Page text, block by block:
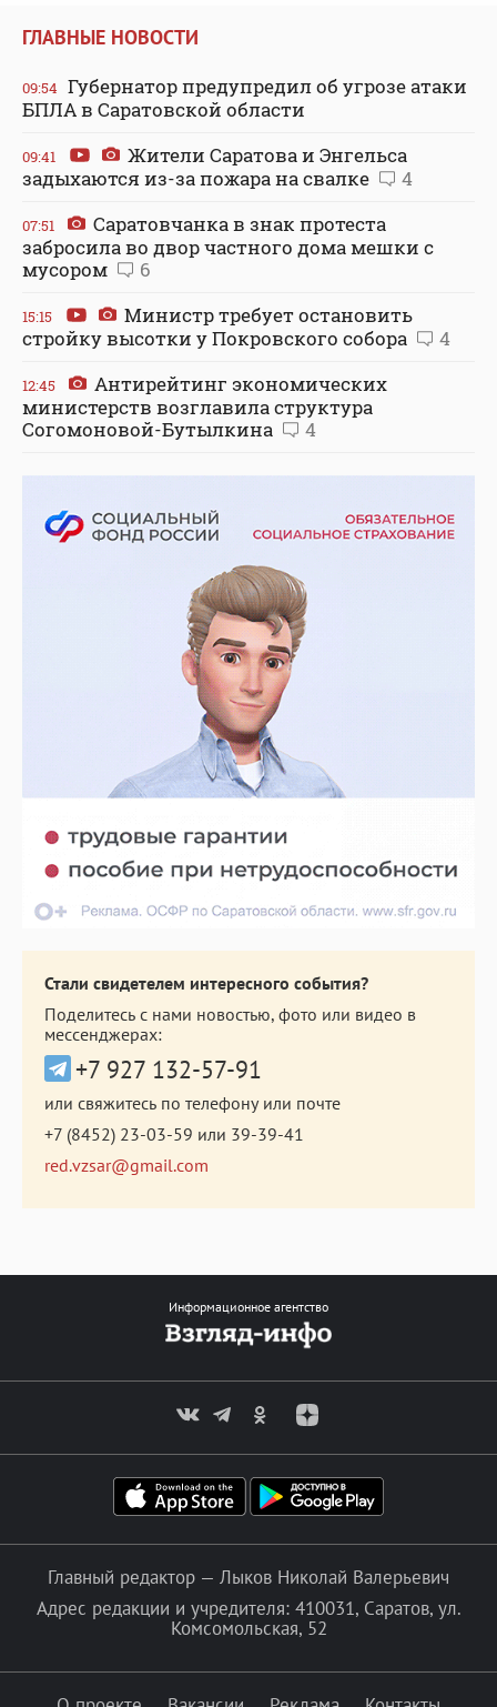
ГЛАВНЫЕ НОВОСТИ
09:54 Губернатор предупредил об угрозе атаки
БПЛА в Саратовской области
09:41
Жители Саратова и Энгельса
задыхаются из-за пожара на свалке
4
07:51
Саратовчанка в знак протеста
забросила во двор частного дома мешки с
мусором
6
15:15
Министр требует остановить
стройку высотки у Покровского собора
4
12:45
Антирейтинг экономических
министерств возглавила структура
Согомоновой-Бутылкина
4
Стали свидетелем интересного события?
Поделитесь с нами новостью, фото или видео в
мессенджерах:
+7 927 132-57-91
или свяжитесь по телефону или почте
+7 (8452) 23-03-59 или 39-39-41
red.vzsar@gmail.com
Информационное агентство
Главный редактор — Лыков Николай Валерьевич
Адрес редакции и учредителя: 410031, Саратов, ул.
Комсомольская, 52